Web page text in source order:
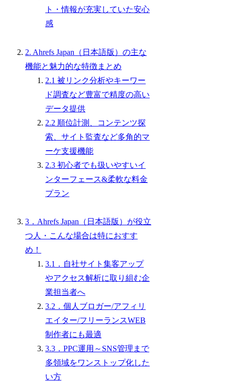
ト・情報が充実していた安心
感
2. Ahrefs Japan（日本語版）の主な
機能と魅力的な特徴まとめ
2.1 被リンク分析やキーワー
ド調査など豊富で精度の高い
データ提供
2.2 順位計測、コンテンツ探
索、サイト監査など多角的マ
ーケ支援機能
2.3 初心者でも扱いやすいイ
ンターフェース&柔軟な料金
プラン
3．Ahrefs Japan（日本語版）が役立
つ人・こんな場合は特におすす
め！
3.1．自社サイト集客アップ
やアクセス解析に取り組む企
業担当者へ
3.2．個人ブロガー/アフィリ
エイター/フリーランスWEB
制作者にも最適
3.3．PPC運用～SNS管理まで
多領域をワンストップ化した
い方